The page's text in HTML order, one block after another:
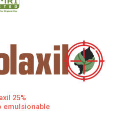
25%
emulsionable